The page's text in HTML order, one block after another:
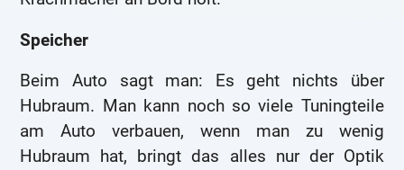
Speicher
Beim Auto sagt man: Es geht nichts über
Hubraum. Man kann noch so viele Tuningteile
am Auto verbauen, wenn man zu wenig
Hubraum hat, bringt das alles nur der Optik